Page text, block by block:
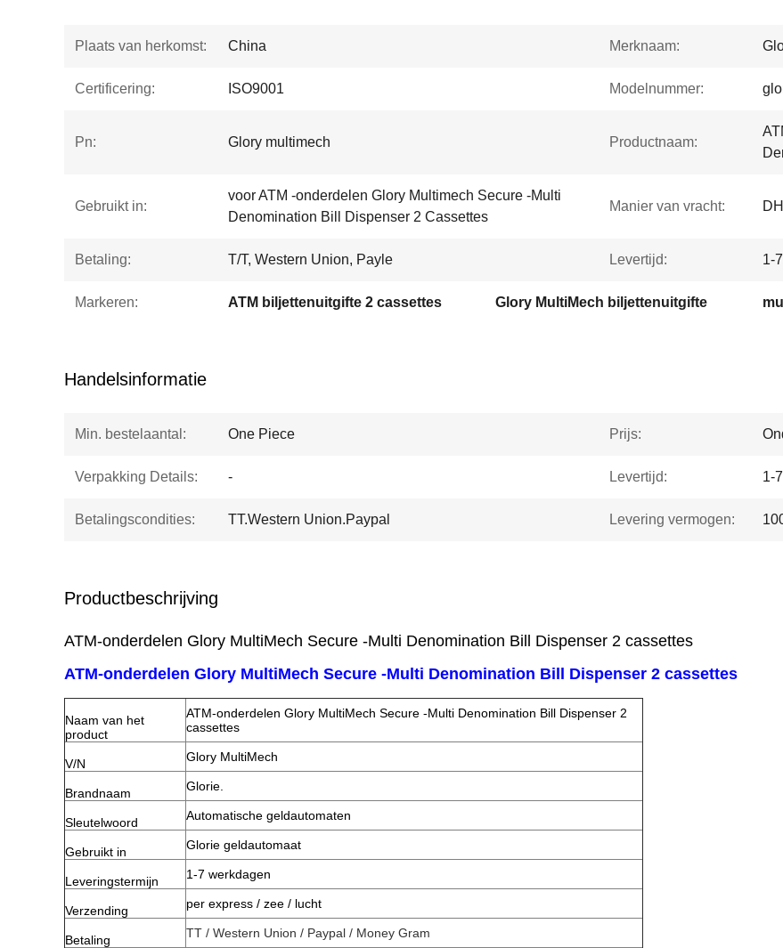
Plaats van herkomst: China Merknaam:
Certificering: ISO9001 Modelnummer:
Pn: Glory multimech Productnaam:
Gebruikt in:
voor ATM -onderdelen Glory Multimech Secure -Multi
Denomination Bill Dispenser 2 Cassettes
Manier van vracht:
Betaling: T/T, Western Union, Payle Levertijd: 1-
Markeren: ATM biljettenuitgifte 2 cassettes Glory MultiMech biljettenuitgifte
Handelsinformatie
Min. bestelaantal: One Piece Prijs:
Verpakking Details: - Levertijd: 1-
Betalingscondities: TT.Western Union.Paypal Levering vermogen:
Productbeschrijving
ATM-onderdelen Glory MultiMech Secure -Multi Denomination Bill Dispenser 2 cassettes
ATM-onderdelen Glory MultiMech Secure -Multi Denomination Bill Dispenser 2 cassettes
Naam van het
product
ATM-onderdelen Glory MultiMech Secure -Multi Denomination Bill Dispenser 2
cassettes
V/N Glory MultiMech
Brandnaam Glorie.
Sleutelwoord Automatische geldautomaten
Gebruikt in Glorie geldautomaat
Leveringstermijn 1-7 werkdagen
Verzending per express / zee / lucht
Betaling TT / Western Union / Paypal / Money Gram